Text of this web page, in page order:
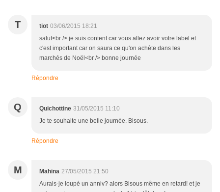
T tiot 03/06/2015 18:21
salut<br /> je suis content car vous allez avoir votre label et
c'est important car on saura ce qu'on achète dans les
marchés de Noël<br /> bonne journée
Répondre
Q Quichottine 31/05/2015 11:10
Je te souhaite une belle journée. Bisous.
Répondre
M Mahina 27/05/2015 21:50
Aurais-je loupé un anniv? alors Bisous même en retard! et je